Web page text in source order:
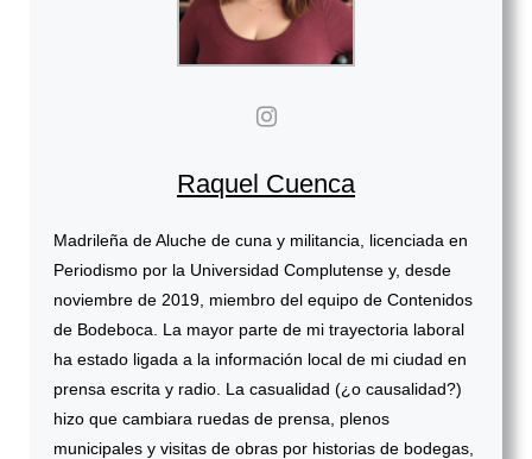
Raquel Cuenca
Madrileña de Aluche de cuna y militancia, licenciada en
Periodismo por la Universidad Complutense y, desde
noviembre de 2019, miembro del equipo de Contenidos
de Bodeboca. La mayor parte de mi trayectoria laboral
ha estado ligada a la información local de mi ciudad en
prensa escrita y radio. La casualidad (¿o causalidad?)
hizo que cambiara ruedas de prensa, plenos
municipales y visitas de obras por historias de bodegas,